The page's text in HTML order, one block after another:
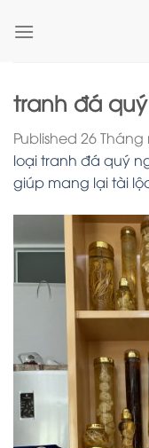
tranh đá
Published 26 Tháng
loại tranh đá quý
giúp mang lại tài